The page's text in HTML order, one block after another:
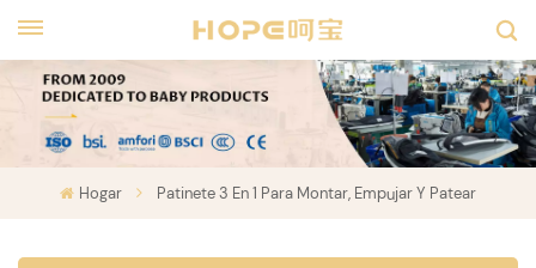
Hogar Patinete 3 En 1 Para Montar, Empujar Y Patear